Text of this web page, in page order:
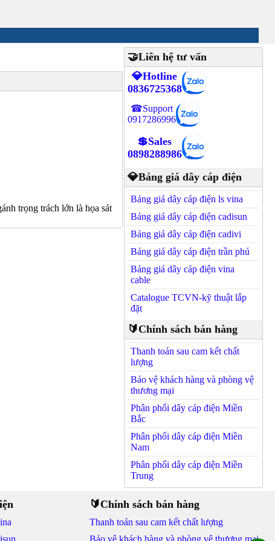
trọng trách lớn là họa sát
🤝Liên hệ tư vấn
💎Hotline
0836725368
☎Support
0917286996
💲Sales
0898288986
💎Bảng giá dây cáp điện
Bảng giá dây cáp điện ls vina
Bảng giá dây cáp điện cadisun
Bảng giá dây cáp điện cadivi
Bảng giá dây cáp điện trần phú
Bảng giá dây cáp điện vina
cable
Catalogue TCVN-kỹ thuật lắp
đặt
🔰Chính sách bán hàng
Thanh toán sau cam kết chất
lượng
Bảo vệ khách hàng và phòng vệ
thương mại
Phân phối dây cáp điện Miền
Bắc
Phân phối dây cáp điện Miền
Nam
Phân phối dây cáp điện Miền
Trung
🔰Chính sách bán hàng
Thanh toán sau cam kết chất lượng
Bảo vệ khách hàng và phòng vệ thương mại